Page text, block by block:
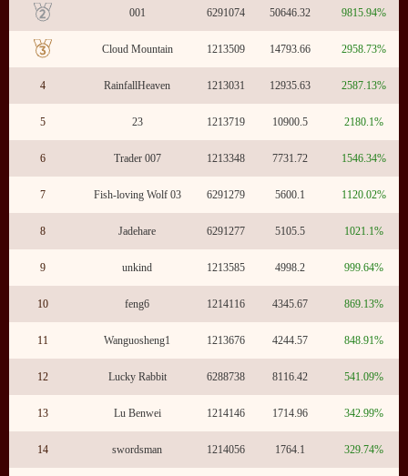
001 6291074 50646.32 9815.94%
Cloud Mountain 1213509 14793.66 2958.73%
4 RainfallHeaven 1213031 12935.63 2587.13%
5 23 1213719 10900.5 2180.1%
6 Trader 007 1213348 7731.72 1546.34%
7 Fish-loving Wolf 03 6291279 5600.1 1120.02%
8 Jadehare 6291277 5105.5 1021.1%
9 unkind 1213585 4998.2 999.64%
10 feng6 1214116 4345.67 869.13%
11 Wanguosheng1 1213676 4244.57 848.91%
12 Lucky Rabbit 6288738 8116.42 541.09%
13 Lu Benwei 1214146 1714.96 342.99%
14 swordsman 1214056 1764.1 329.74%